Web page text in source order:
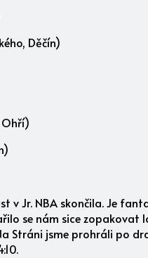
Děčín)
Ohří)
v Jr. NBA skončila. Je
se nám sice zopakovat
Stráni jsme prohráli po